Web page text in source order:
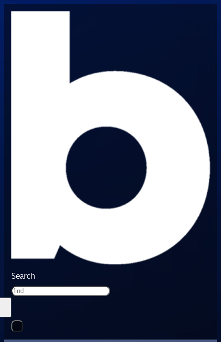
Search